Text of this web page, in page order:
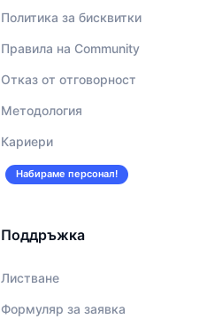
Политика за бисквитки
Правила на Community
Отказ от отговорност
Методология
Кариери
Набираме персонал!
Поддръжка
Листване
Формуляр за заявка